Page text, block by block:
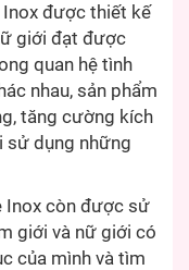
được thiết kế
giới đạt được
quan hệ tình
nhau, sản phẩm
tăng cường kích
sử dụng những
Inox còn được sử
giới và nữ giới có
của mình và tìm